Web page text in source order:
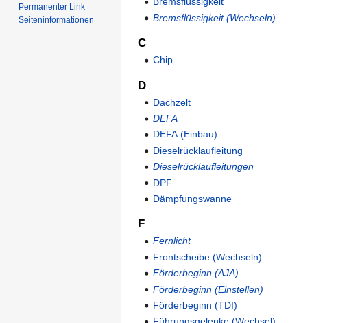
Bremsflüssigkeit (Wechseln)
C
Chip
D
Dachzelt
DEFA
DEFA (Einbau)
Dieselrücklaufleitung
Dieselrücklaufleitungen
DPF
Dämpfungswanne
F
Fernlicht
Frontscheibe (Wechseln)
Förderbeginn (AJA)
Förderbeginn (Einstellen)
Förderbeginn (TDI)
Permanenter Link
Seiten­informationen